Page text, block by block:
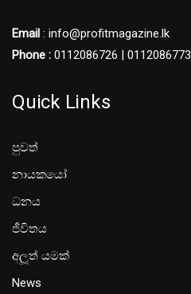
Email : info@profitmagazine.lk
Phone : 0112086726 | 0112086773
Quick Links
පුවත්
නායකයෝ
ධනය
ජීවිතය
අලූත් යමක්
News